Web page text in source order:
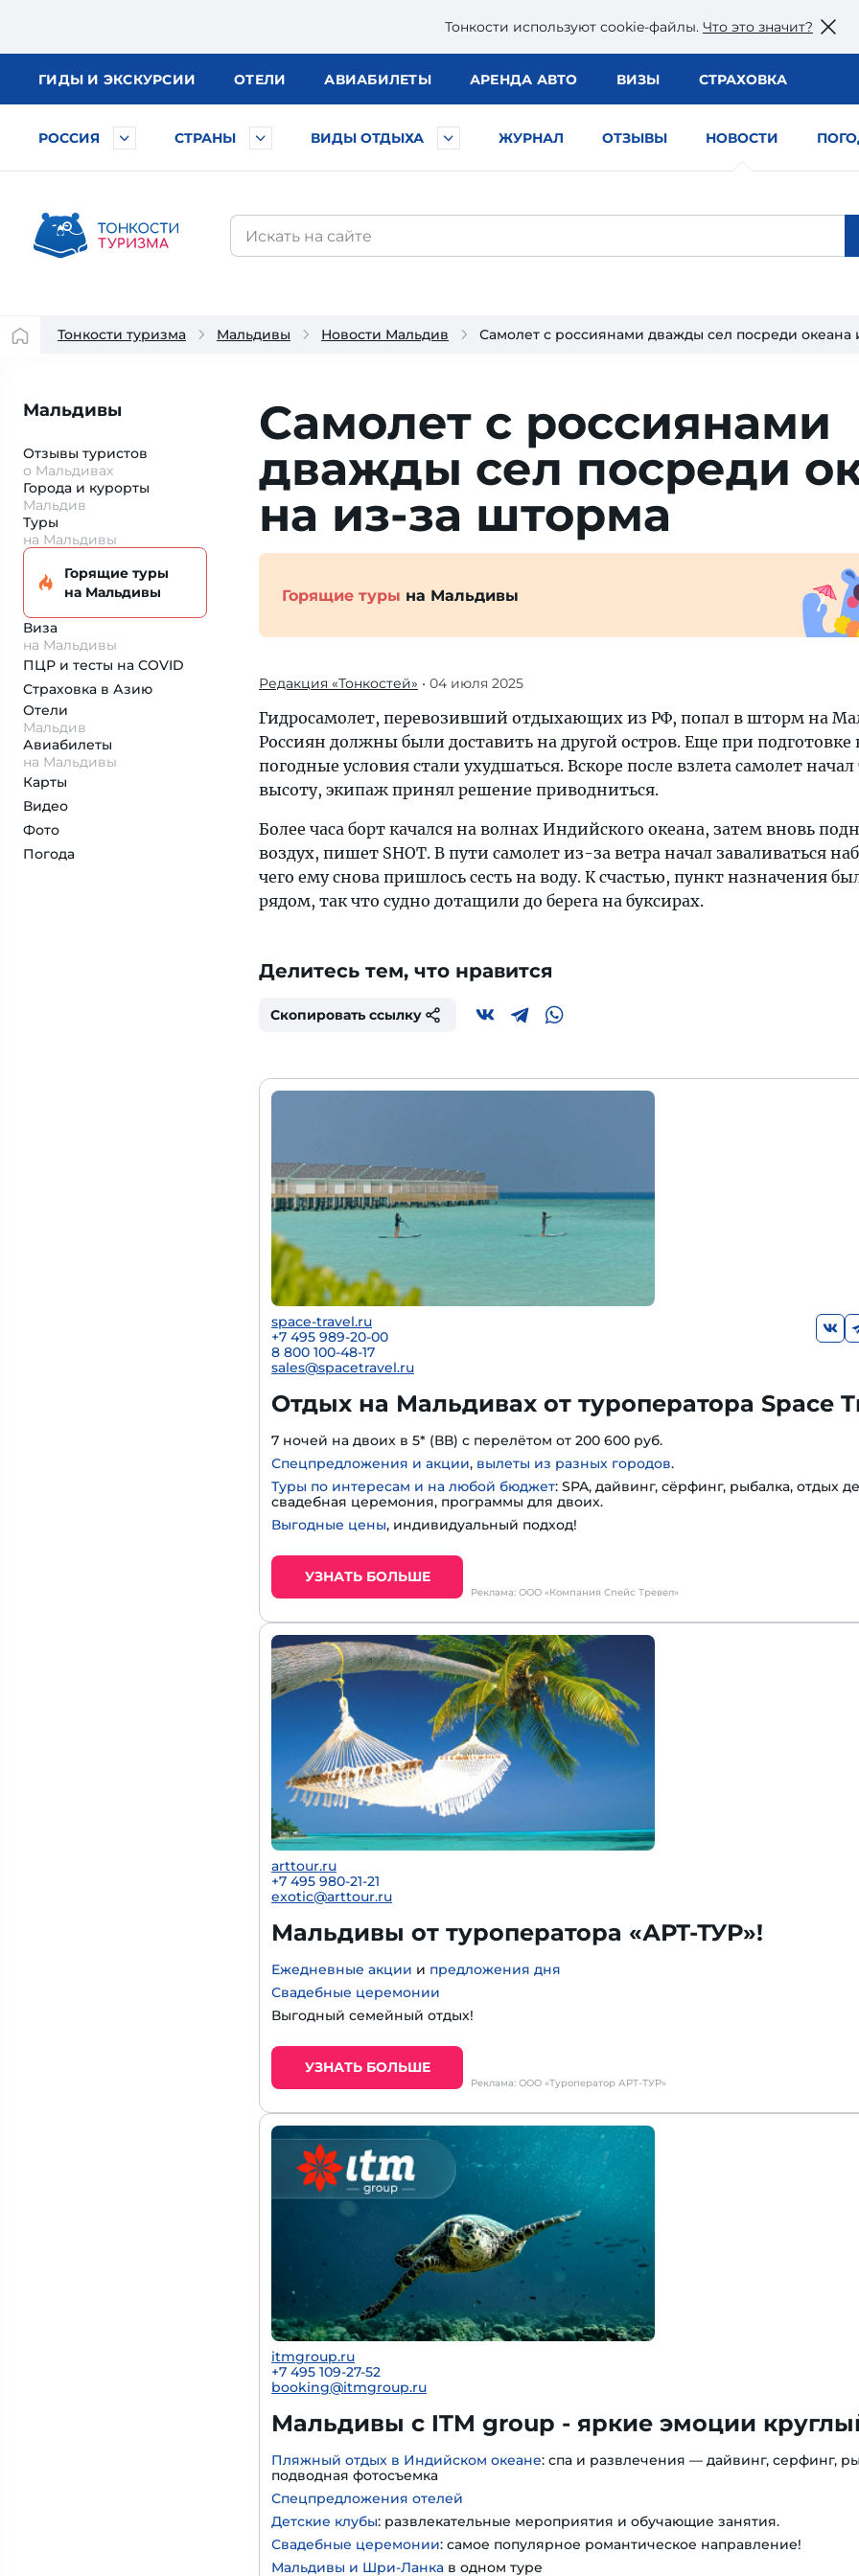
Тонкости используют сookie-файлы. Что это значит?
ГИДЫ И ЭКСКУРСИИ ОТЕЛИ АВИАБИЛЕТЫ АРЕНДА АВТО ВИЗЫ СТРАХОВКА
РОССИЯ СТРАНЫ ВИДЫ ОТДЫХА ЖУРНАЛ ОТЗЫВЫ НОВОСТИ
Тонкости туризма Мальдивы Новости Мальдив Самолет с россиянами дважды сел посреди океана
Мальдивы
Отзывы туристов
о Мальдивах
Города и курорты
Мальдив
Туры
на Мальдивы
Горящие туры
на Мальдивы
Виза
на Мальдивы
ПЦР и тесты на COVID
Страховка в Азию
Отели
Мальдив
Авиабилеты
на Мальдивы
Карты
Видео
Фото
Погода
Самолет с россиянами
дваж­ды сел посре­ди
на из-за шторма
Горящие туры на Мальдивы
Редакция «Тонкостей» • 04 июля 2025
Гидросамолет, перевозивший отдыхающих из РФ, попал в шторм на
Россиян должны были доставить на другой остров. Еще при подготовке
погодные условия стали ухудшаться. Вскоре после взлета самолет начал
высоту, экипаж принял решение приводниться.
Более часа борт качался на волнах Индийского океана, затем вновь
воздух, пишет SHOT. В пути самолет из-за ветра начал заваливаться
чего ему снова пришлось сесть на воду. К счастью, пункт назначения
рядом, так что судно дотащили до берега на буксирах.
Делитесь тем, что нравится
Скопировать ссылку
space-travel.ru
+7 495 989-20-00
8 800 100-48-17
sales@spacetravel.ru
Отдых на Мальдивах от туроператора Space
7 ночей на двоих в 5* (ВВ) с перелётом от 200 600 руб.
Спецпредложения и акции, вылеты из разных городов.
Туры по интересам и на любой бюджет: SPA, дайвинг, сёрфинг, рыбалка, отдых
свадебная церемония, программы для двоих.
Выгодные цены, индивидуальный подход!
УЗНАТЬ БОЛЬШЕ
Реклама: ООО «Компания Спейс Тревел»
arttour.ru
+7 495 980-21-21
exotic@arttour.ru
Мальдивы от туроператора «АРТ-ТУР»!
Ежедневные акции и предложения дня
Свадебные церемонии
Выгодный семейный отдых!
УЗНАТЬ БОЛЬШЕ
Реклама: ООО «Туроператор АРТ-ТУР»
itmgroup.ru
+7 495 109-27-52
booking@itmgroup.ru
Мальдивы с ITM group - яркие эмоции
Пляжный отдых в Индийском океане: спа и развлечения — дайвинг, серфинг,
подводная фотосъемка
Спецпредложения отелей
Детские клубы: развлекательные мероприятия и обучающие занятия.
Свадебные церемонии: самое популярное романтическое направление!
Мальдивы и Шри-Ланка в одном туре